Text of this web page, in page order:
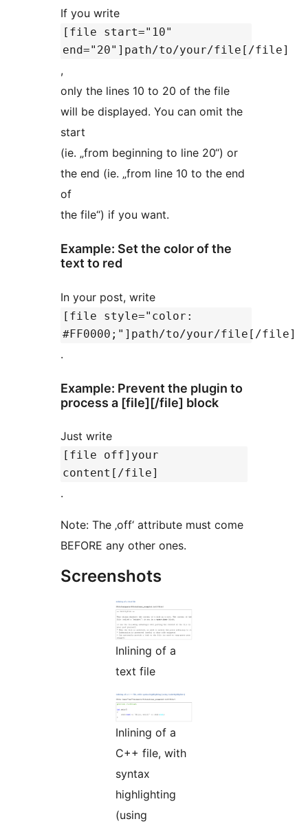
If you write
[file start="10"
end="20"]path/to/your/file[/file]
,
only the lines 10 to 20 of the file
will be displayed. You can omit the
start
(ie. „from beginning to line 20“) or
the end (ie. „from line 10 to the end
of
the file“) if you want.
Example: Set the color of the
text to red
In your post, write
[file style="color:
#FF0000;"]path/to/your/file[/file]
.
Example: Prevent the plugin to
process a [file][/file] block
Just write
[file off]your
content[/file]
.
Note: The ‚off‘ attribute must come
BEFORE any other ones.
Screenshots
Inlining of a
text file
Inlining of a
C++ file, with
syntax
highlighting
(using